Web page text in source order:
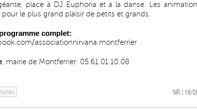
place à DJ Euphoria et à la danse. Les
le plus grand plaisir de petits et grands.
complet:
associationnirvana.montferrier
, mairie de Montferrier: 05.61.01.10.08
NR | 18/